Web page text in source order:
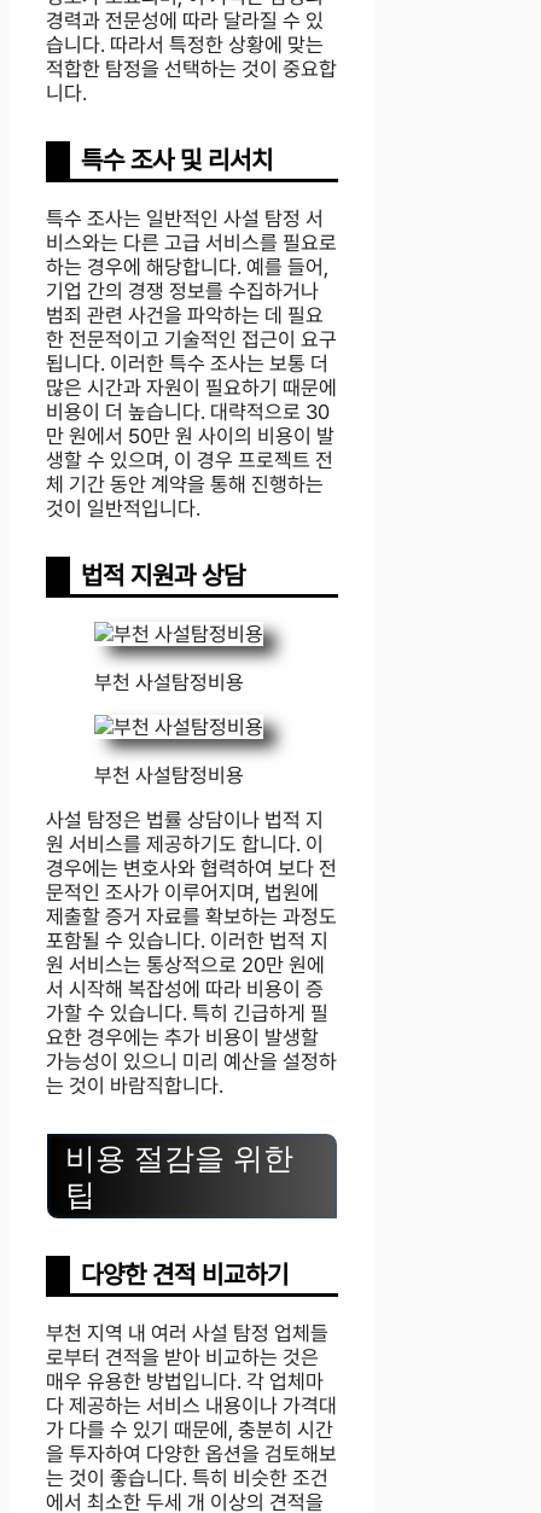
경력과 전문성에 따라 달라질 수 있
습니다. 따라서 특정한 상황에 맞는
적합한 탐정을 선택하는 것이 중요합
니다.
특수 조사 및 리서치
특수 조사는 일반적인 사설 탐정 서
비스와는 다른 고급 서비스를 필요로
하는 경우에 해당합니다. 예를 들어,
기업 간의 경쟁 정보를 수집하거나
범죄 관련 사건을 파악하는 데 필요
한 전문적이고 기술적인 접근이 요구
됩니다. 이러한 특수 조사는 보통 더
많은 시간과 자원이 필요하기 때문에
비용이 더 높습니다. 대략적으로 30
만 원에서 50만 원 사이의 비용이 발
생할 수 있으며, 이 경우 프로젝트 전
체 기간 동안 계약을 통해 진행하는
것이 일반적입니다.
법적 지원과 상담
부천 사설탐정비용
부천 사설탐정비용
사설 탐정은 법률 상담이나 법적 지
원 서비스를 제공하기도 합니다. 이
경우에는 변호사와 협력하여 보다 전
문적인 조사가 이루어지며, 법원에
제출할 증거 자료를 확보하는 과정도
포함될 수 있습니다. 이러한 법적 지
원 서비스는 통상적으로 20만 원에
서 시작해 복잡성에 따라 비용이 증
가할 수 있습니다. 특히 긴급하게 필
요한 경우에는 추가 비용이 발생할
가능성이 있으니 미리 예산을 설정하
는 것이 바람직합니다.
비용 절감을 위한
팁
다양한 견적 비교하기
부천 지역 내 여러 사설 탐정 업체들
로부터 견적을 받아 비교하는 것은
매우 유용한 방법입니다. 각 업체마
다 제공하는 서비스 내용이나 가격대
가 다를 수 있기 때문에, 충분히 시간
을 투자하여 다양한 옵션을 검토해보
는 것이 좋습니다. 특히 비슷한 조건
에서 최소한 두세 개 이상의 견적을